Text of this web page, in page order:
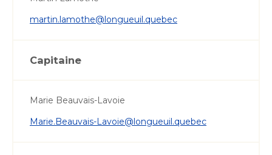
martin.lamothe@longueuil.quebec
Capitaine
Marie Beauvais-Lavoie
Marie.Beauvais-Lavoie@longueuil.quebec